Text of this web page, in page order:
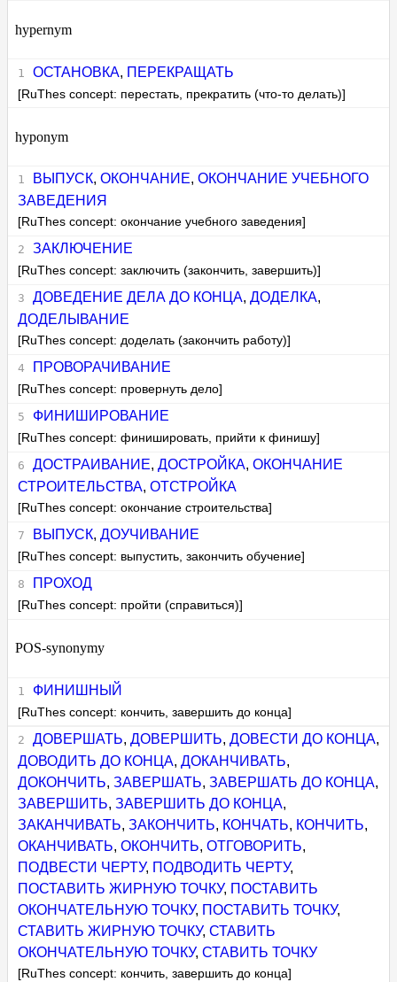
hypernym
ОСТАНОВКА, ПЕРЕКРАЩАТЬ
[RuThes concept: перестать, прекратить (что-то делать)]
hyponym
ВЫПУСК, ОКОНЧАНИЕ, ОКОНЧАНИЕ УЧЕБНОГО
ЗАВЕДЕНИЯ
[RuThes concept: окончание учебного заведения]
ЗАКЛЮЧЕНИЕ
[RuThes concept: заключить (закончить, завершить)]
ДОВЕДЕНИЕ ДЕЛА ДО КОНЦА, ДОДЕЛКА,
ДОДЕЛЫВАНИЕ
[RuThes concept: доделать (закончить работу)]
ПРОВОРАЧИВАНИЕ
[RuThes concept: провернуть дело]
ФИНИШИРОВАНИЕ
[RuThes concept: финишировать, прийти к финишу]
ДОСТРАИВАНИЕ, ДОСТРОЙКА, ОКОНЧАНИЕ
СТРОИТЕЛЬСТВА,ОТСТРОЙКА
[RuThes concept: окончание строительства]
ВЫПУСК, ДОУЧИВАНИЕ
[RuThes concept: выпустить, закончить обучение]
ПРОХОД
[RuThes concept: пройти (справиться)]
POS-synonymy
ФИНИШНЫЙ
[RuThes concept: кончить, завершить до конца]
ДОВЕРШАТЬ, ДОВЕРШИТЬ, ДОВЕСТИ ДО КОНЦА,
ДОВОДИТЬ ДО КОНЦА,ДОКАНЧИВАТЬ,
ДОКОНЧИТЬ,ЗАВЕРШАТЬ,ЗАВЕРШАТЬ ДО КОНЦА,
ЗАВЕРШИТЬ,ЗАВЕРШИТЬ ДО КОНЦА,
ЗАКАНЧИВАТЬ,ЗАКОНЧИТЬ, КОНЧАТЬ, КОНЧИТЬ,
ОКАНЧИВАТЬ,ОКОНЧИТЬ,ОТГОВОРИТЬ,
ПОДВЕСТИ ЧЕРТУ, ПОДВОДИТЬ ЧЕРТУ,
ПОСТАВИТЬ ЖИРНУЮ ТОЧКУ, ПОСТАВИТЬ
ОКОНЧАТЕЛЬНУЮ ТОЧКУ, ПОСТАВИТЬ ТОЧКУ,
СТАВИТЬ ЖИРНУЮ ТОЧКУ,СТАВИТЬ
ОКОНЧАТЕЛЬНУЮ ТОЧКУ,СТАВИТЬ ТОЧКУ
[RuThes concept: кончить, завершить до конца]